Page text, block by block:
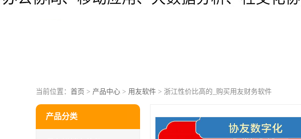
当前位置： 首页 > 产品中心 > 用友软件 > 浙江性价比高的_购买用友财务软件
产品分类